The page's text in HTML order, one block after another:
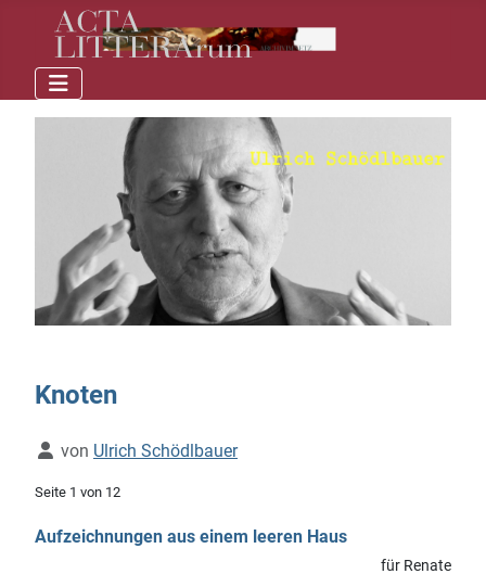
Knoten
Details
von Ulrich Schödlbauer
Seite 1 von 12
Aufzeichnungen aus einem leeren Haus
für Renate